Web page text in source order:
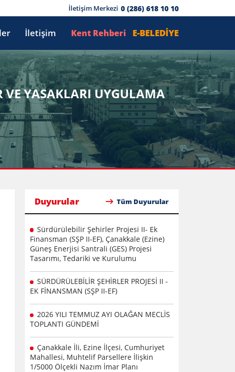
İletişim Merkezi 0 (286) 618 10 10
İletişim Kent Rehberi E-BELEDİYE
VE YASAKLARI UYGULAMA
Duyurular Tüm Duyurular
Sürdürülebilir Şehirler Projesi II- Ek
Finansman (SŞP II-EF), Çanakkale (Ezine)
Güneş Enerjisi Santrali (GES) Projesi
Tasarımı, Tedariki ve Kurulumu
SÜRDÜRÜLEBİLİR ŞEHİRLER PROJESİ II -
EK FİNANSMAN (SŞP II-EF)
2026 YILI TEMMUZ AYI OLAĞAN MECLİS
TOPLANTI GÜNDEMİ
Çanakkale İli, Ezine İlçesi, Cumhuriyet
Mahallesi, Muhtelif Parsellere İlişkin
1/5000 Ölçekli Nazım İmar Planı